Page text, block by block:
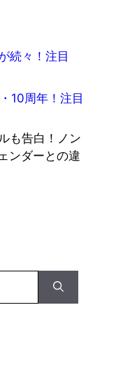
続々！注目
10周年！注目
も告白！ノン
ンダーとの違